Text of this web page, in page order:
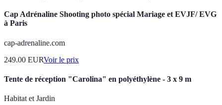
Cap Adrénaline Shooting photo spécial Mariage et EVJF/ EVG
à Paris
cap-adrenaline.com
249.00 EURVoir le prix
Tente de réception "Carolina" en polyéthylène - 3 x 9 m
Habitat et Jardin